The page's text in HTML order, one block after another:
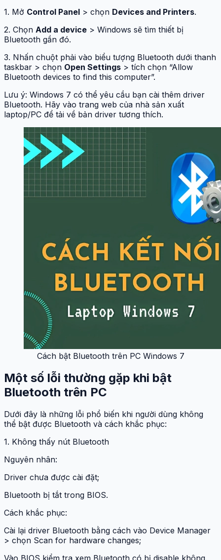
1. Mở Control Panel > chọn Devices and Printers.
2. Chọn Add a device > Windows sẽ tìm thiết bị
Bluetooth gần đó.
3. Nhấn chuột phải vào biểu tượng Bluetooth dưới thanh
taskbar > chọn Open Settings > tích chọn “Allow
Bluetooth devices to find this computer”.
Lưu ý: Windows 7 có thể yêu cầu bạn cài thêm driver
Bluetooth. Hãy vào trang web của nhà sản xuất
laptop/PC để tải về bản driver tương thích.
Cách bật Bluetooth trên PC Windows 7
Một số lỗi thường gặp khi bật
Bluetooth trên PC
Dưới đây là những lỗi phổ biến khi người dùng không
thể bật được Bluetooth và cách khắc phục:
1. Không thấy nút Bluetooth
Nguyên nhân:
Driver chưa được cài đặt;
Bluetooth bị tắt trong BIOS.
Cách khắc phục:
Cài lại driver Bluetooth bằng cách vào Device Manager
> chọn Scan for hardware changes;
Vào BIOS kiểm tra xem Bluetooth có bị disable không.